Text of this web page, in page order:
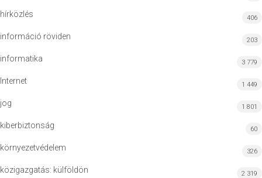
hírközlés 406
információ röviden 203
informatika 3 779
Internet 1 449
jog 1 801
kiberbiztonság 60
környezetvédelem 326
közigazgatás: külföldön 2 319